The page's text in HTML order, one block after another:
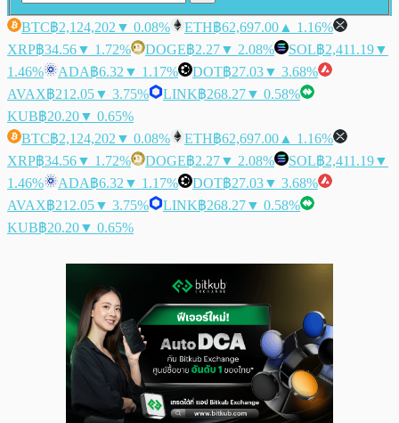
BTC฿2,124,202 ▼ 0.08% ETH฿62,697.00 ▲ 1.16%
XRP฿34.56▼ 1.72% DOGE฿2.27▼ 2.08% SOL฿2,411.19▼
1.46%
ADA฿6.32 ▼ 1.17% DOT฿27.03▼ 3.68%
AVAX฿212.05▼ 3.75% LINK฿268.27▼ 0.58%
KUB฿20.20▼ 0.65%
BTC฿2,124,202 ▼ 0.08% ETH฿62,697.00 ▲ 1.16%
XRP฿34.56▼ 1.72% DOGE฿2.27▼ 2.08% SOL฿2,411.19▼
1.46%
ADA฿6.32 ▼ 1.17% DOT฿27.03▼ 3.68%
AVAX฿212.05▼ 3.75% LINK฿268.27▼ 0.58%
KUB฿20.20▼ 0.65%